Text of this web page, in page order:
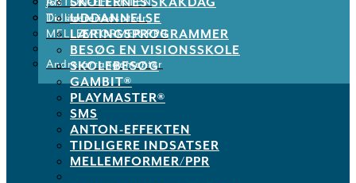
Tidligere indsatser
MELLEMFORMER/PPR
Andre arrangementer
De støtter os
UDDANNELSE
LÆRINGSPROGRAMMER
BESØG EN VISIONSSKOLE
SKOLEBESØG
GAMBIT®
PLAYMASTER®
SMS
ANTON-EFFEKTEN
TIDLIGERE INDSATSER
MELLEMFORMER/PPR